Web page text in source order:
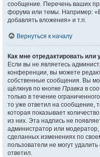
сообщение. Перечень ваших
форума или темы. Например:
добавлять вложения» и т.п.
Вернуться к началу
Как мне отредактировать
Если вы не являетесь
конференции, вы можете
собственные сообщения. Вы
щёлкнув по кнопке Правка в
только в течение
то уже ответил на сообщение,
которая показывает
из них. Эта надпись не
администратор или
сделанных изменениях по
пользователи не могут
ответил.